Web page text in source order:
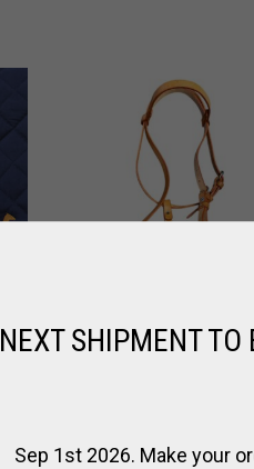
CHEVAL
NEXT SHIPMENT TO
Sep 1st 2026. Make your